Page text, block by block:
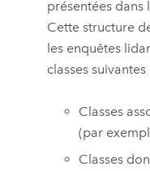
présentées dans
Cette structure
les enquêtes
classes suivantes
Classes
(par
Classes